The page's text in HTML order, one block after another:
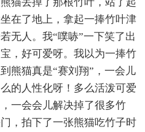
在了地上，拿起一捧竹叶津
无人。我“噗哧”一下笑了出
，好可爱呀。我以为一捧竹
熊猫真是“赛刘翔”，一会儿
的人性化呀！多么活泼可爱
一会会儿解决掉了很多竹
，拍下了一张熊猫吃竹子时